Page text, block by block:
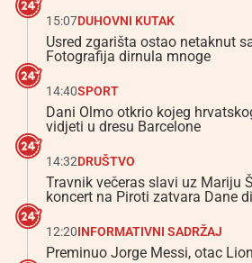
15:07DUHOVNI KUTAK
Usred zgarišta ostao netaknut
Fotografija dirnula mnoge
14:40SPORT
Dani Olmo otkrio kojeg
vidjeti u dresu Barcelone
14:32DRUŠTVO
Travnik večeras slavi uz Mariju
koncert na Piroti zatvara Dane
12:20INFORMATIVNI SADRŽAJ
Preminuo Jorge Messi, otac